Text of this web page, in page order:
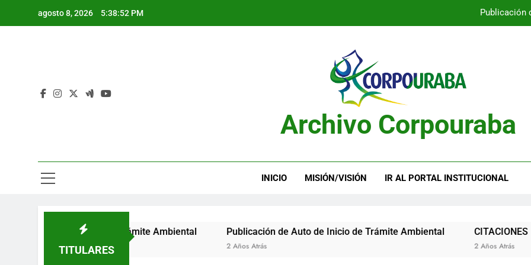
agosto 8, 2026 5:38:53 PM Publicación
Publicación
Archivo Corpouraba
INICIO MISIÓN/VISIÓN IR AL PORTAL INSTITUCIONAL
TITULARES
Auto de Inicio de Trámite Ambiental Publicación de Auto de Inicio de Trámite Ambiental
2 Años Atrás
CITACIONES
2 Años Atrás